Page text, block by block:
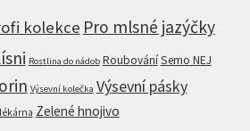
kolekce Pro mlsné jazýčky
Rostlina do nádob RoubováníSemo NEJ
Výsevní kolečka Výsevní pásky
Zelené hnojivo